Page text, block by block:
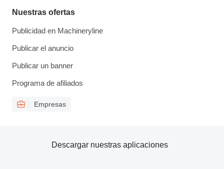
Nuestras ofertas
Publicidad en Machineryline
Publicar el anuncio
Publicar un banner
Programa de afiliados
Empresas
Descargar nuestras aplicaciones